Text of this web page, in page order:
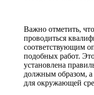
Важно отметить,
проводиться
соответствующим
подобных работ.
установлена
должным образом, а
для окружающей